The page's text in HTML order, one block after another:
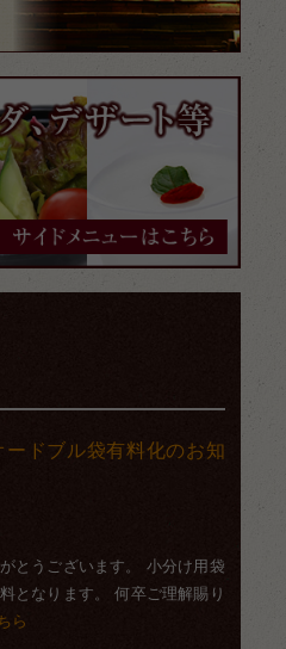
ドブル袋有料化のお知
とうございます。 小分け用袋
となります。 何卒ご理解賜り
ら